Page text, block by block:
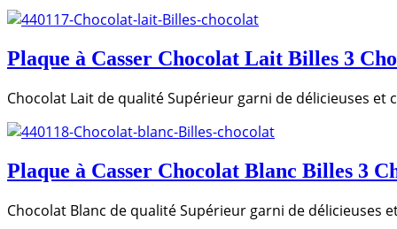
Plaque à Casser Chocolat Lait Billes 3
Chocolat Lait de qualité Supérieur garni de délicieuses
Plaque à Casser Chocolat Blanc Billes 3
Chocolat Blanc de qualité Supérieur garni de délicieuses